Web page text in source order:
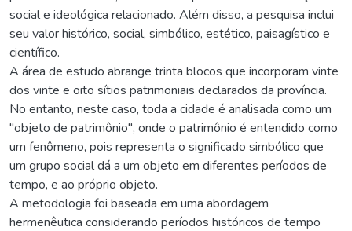
social e ideológica relacionado. Além disso, a pesquisa inclui
seu valor histórico, social, simbólico, estético, paisagístico e
científico.
A área de estudo abrange trinta blocos que incorporam vinte
dos vinte e oito sítios patrimoniais declarados da província.
No entanto, neste caso, toda a cidade é analisada como um
"objeto de patrimônio", onde o patrimônio é entendido como
um fenômeno, pois representa o significado simbólico que
um grupo social dá a um objeto em diferentes períodos de
tempo, e ao próprio objeto.
A metodologia foi baseada em uma abordagem
hermenêutica considerando períodos históricos de tempo